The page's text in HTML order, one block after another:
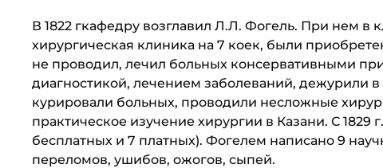
В 1822 гкафедру возглавил Л.Л. Фогель. При нем в
хирургическая клиника на 7 коек, были
не проводил, лечил больных консервативными
диагностикой, лечением заболеваний, дежурили
курировали больных, проводили несложные
практическое изучение хирургии в Казани. С 1829
бесплатных и 7 платных). Фогелем написано 9
переломов, ушибов, ожогов, сыпей.